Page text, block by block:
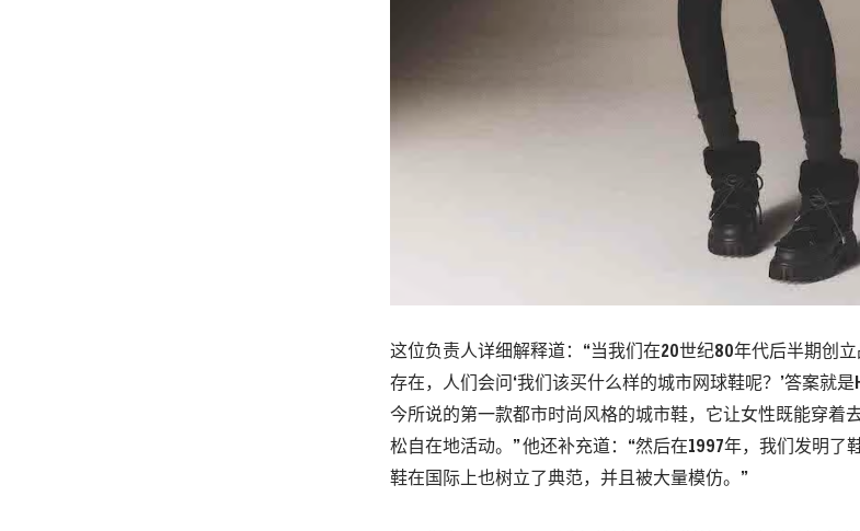
这位负责人详细解释道：“当我们在20世纪80年代后半期创立
存在，人们会问‘我们该买什么样的城市网球鞋呢？’答案就
今所说的第一款都市时尚风格的城市鞋，它让女性既能穿着
松自在地活动。” 他还补充道：“然后在1997年，我们发明了
鞋在国际上也树立了典范，并且被大量模仿。”